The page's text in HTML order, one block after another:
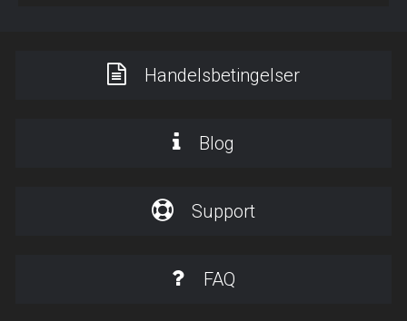
Handelsbetingelser
Blog
Support
FAQ